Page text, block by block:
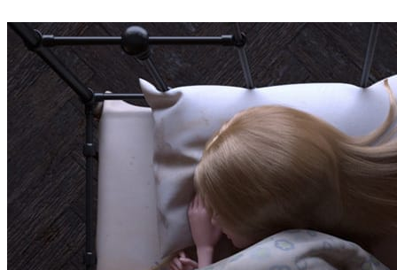
Robert Hennings艺术